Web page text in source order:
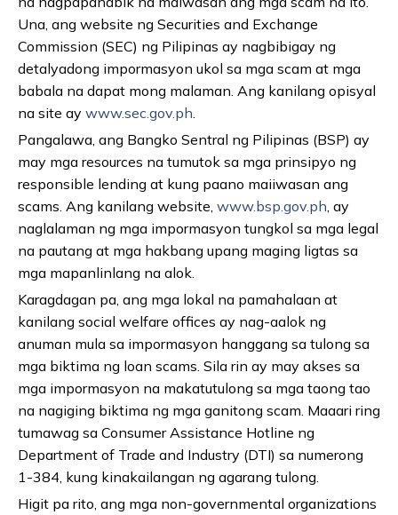
Una, ang website ng Securities and Exchange
Commission (SEC) ng Pilipinas ay nagbibigay ng
detalyadong impormasyon ukol sa mga scam at mga
babala na dapat mong malaman. Ang kanilang opisyal
na site ay www.sec.gov.ph
Pangalawa, ang Bangko Sentral ng Pilipinas (BSP) ay
may mga resources na tumutok sa mga prinsipyo ng
responsible lending at kung paano maiiwasan ang
scams. Ang kanilang website, www.bsp.gov.ph , ay
naglalaman ng mga impormasyon tungkol sa mga legal
na pautang at mga hakbang upang maging ligtas sa
mga mapanlinlang na alok.
Karagdagan pa, ang mga lokal na pamahalaan at
kanilang social welfare offices ay nag-aalok ng
anuman mula sa impormasyon hanggang sa tulong sa
mga biktima ng loan scams. Sila rin ay may akses sa
mga impormasyon na makatutulong sa mga taong tao
na nagiging biktima ng mga ganitong scam. Maaari ring
tumawag sa Consumer Assistance Hotline ng
Department of Trade and Industry (DTI) sa numerong
1-384, kung kinakailangan ng agarang tulong.
Higit pa rito, ang mga non-governmental organizations